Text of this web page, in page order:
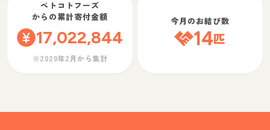
ペトコトフーズ
からの累計寄付金額
17,022,844
※2020年2月から集計
今月のお結び数
14匹